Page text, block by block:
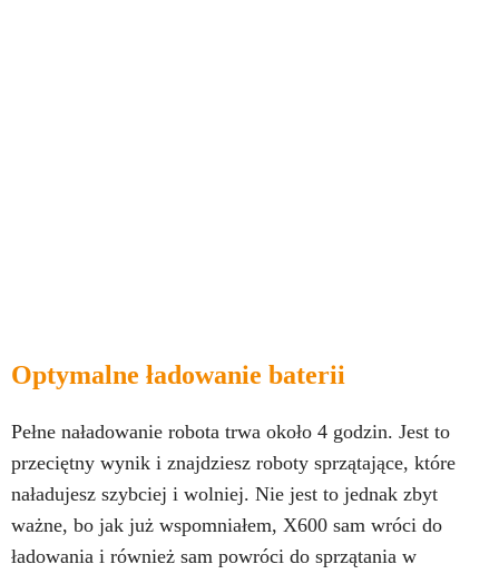
Optymalne ładowanie baterii
Pełne naładowanie robota trwa około 4 godzin. Jest to
przeciętny wynik i znajdziesz roboty sprzątające, które
naładujesz szybciej i wolniej. Nie jest to jednak zbyt
ważne, bo jak już wspomniałem, X600 sam wróci do
ładowania i również sam powróci do sprzątania w